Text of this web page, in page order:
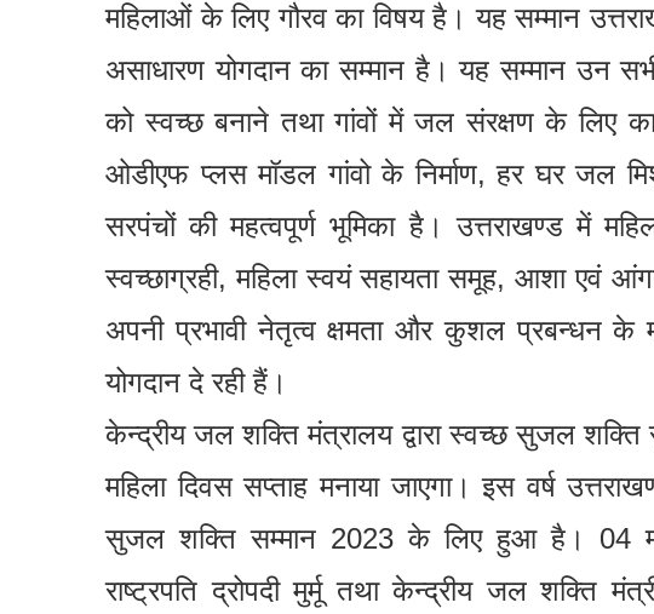
महिलाओं के लिए गौरव का विषय है। यह सम्मान
असाधारण योगदान का सम्मान है। यह सम्मान उन
को स्वच्छ बनाने तथा गांवों में जल संरक्षण के लिए
ओडीएफ प्लस मॉडल गांवो के निर्माण, हर घर जल
सरपंचों की महत्वपूर्ण भूमिका है। उत्तराखण्ड में
स्वच्छाग्रही, महिला स्वयं सहायता समूह, आशा एवं
अपनी प्रभावी नेतृत्व क्षमता और कुशल प्रबन्धन के
योगदान दे रही हैं।
केन्द्रीय जल शक्ति मंत्रालय द्वारा स्वच्छ सुजल शक्ति
महिला दिवस सप्ताह मनाया जाएगा। इस वर्ष
सुजल शक्ति सम्मान 2023 के लिए हुआ है। 04
राष्ट्रपति द्रोपदी मुर्मू तथा केन्द्रीय जल शक्ति